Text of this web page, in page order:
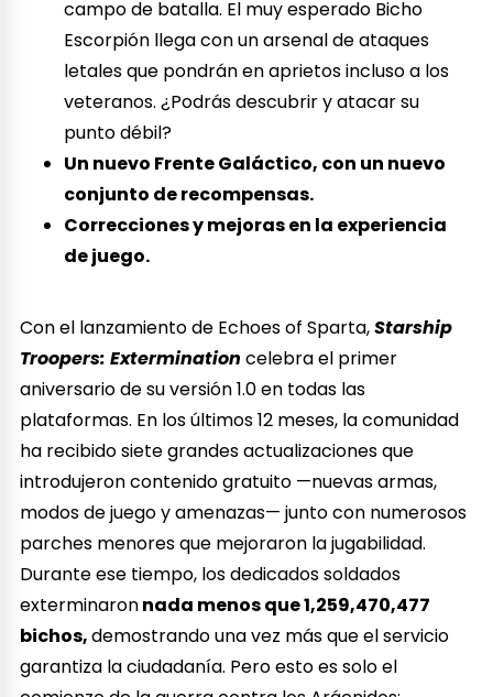
campo de batalla. El muy esperado Bicho
Escorpión llega con un arsenal de ataques
letales que pondrán en aprietos incluso a los
veteranos. ¿Podrás descubrir y atacar su
punto débil?
Un nuevo Frente Galáctico, con un nuevo
conjunto de recompensas.
Correcciones y mejoras en la experiencia
de juego.
Con el lanzamiento de Echoes of Sparta,Starship
Troopers: Extermination celebra el primer
aniversario de su versión 1.0 en todas las
plataformas. En los últimos 12 meses, la comunidad
ha recibido siete grandes actualizaciones que
introdujeron contenido gratuito —nuevas armas,
modos de juego y amenazas— junto con numerosos
parches menores que mejoraron la jugabilidad.
Durante ese tiempo, los dedicados soldados
exterminaronnada menos que 1,259,470,477
bichos,demostrando una vez más que el servicio
garantiza la ciudadanía. Pero esto es solo el